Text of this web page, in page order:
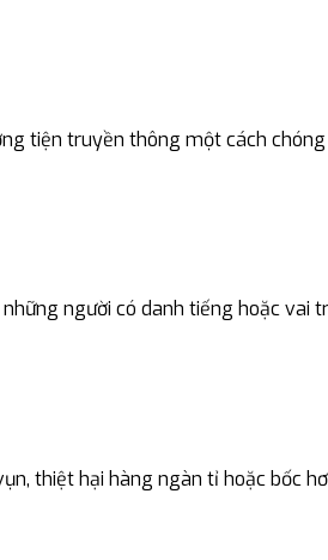
tiện truyền thông một cách
người có danh tiếng hoặc vai
thiệt hại hàng ngàn tỉ hoặc bốc